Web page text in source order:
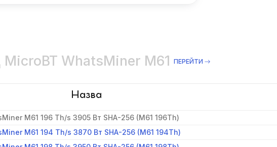
MicroBT WhatsMiner M61 ПЕРЕЙТИ
Назва
M61 196 Th/s 3905 Вт SHA-256 (M61 196Th)
M61 194 Th/s 3870 Вт SHA-256 (M61 194Th)